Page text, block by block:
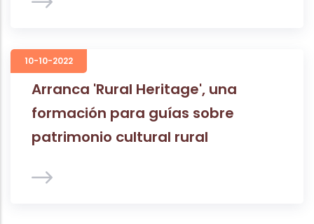
10-10-2022
Arranca 'Rural Heritage', una
formación para guías sobre
patrimonio cultural rural